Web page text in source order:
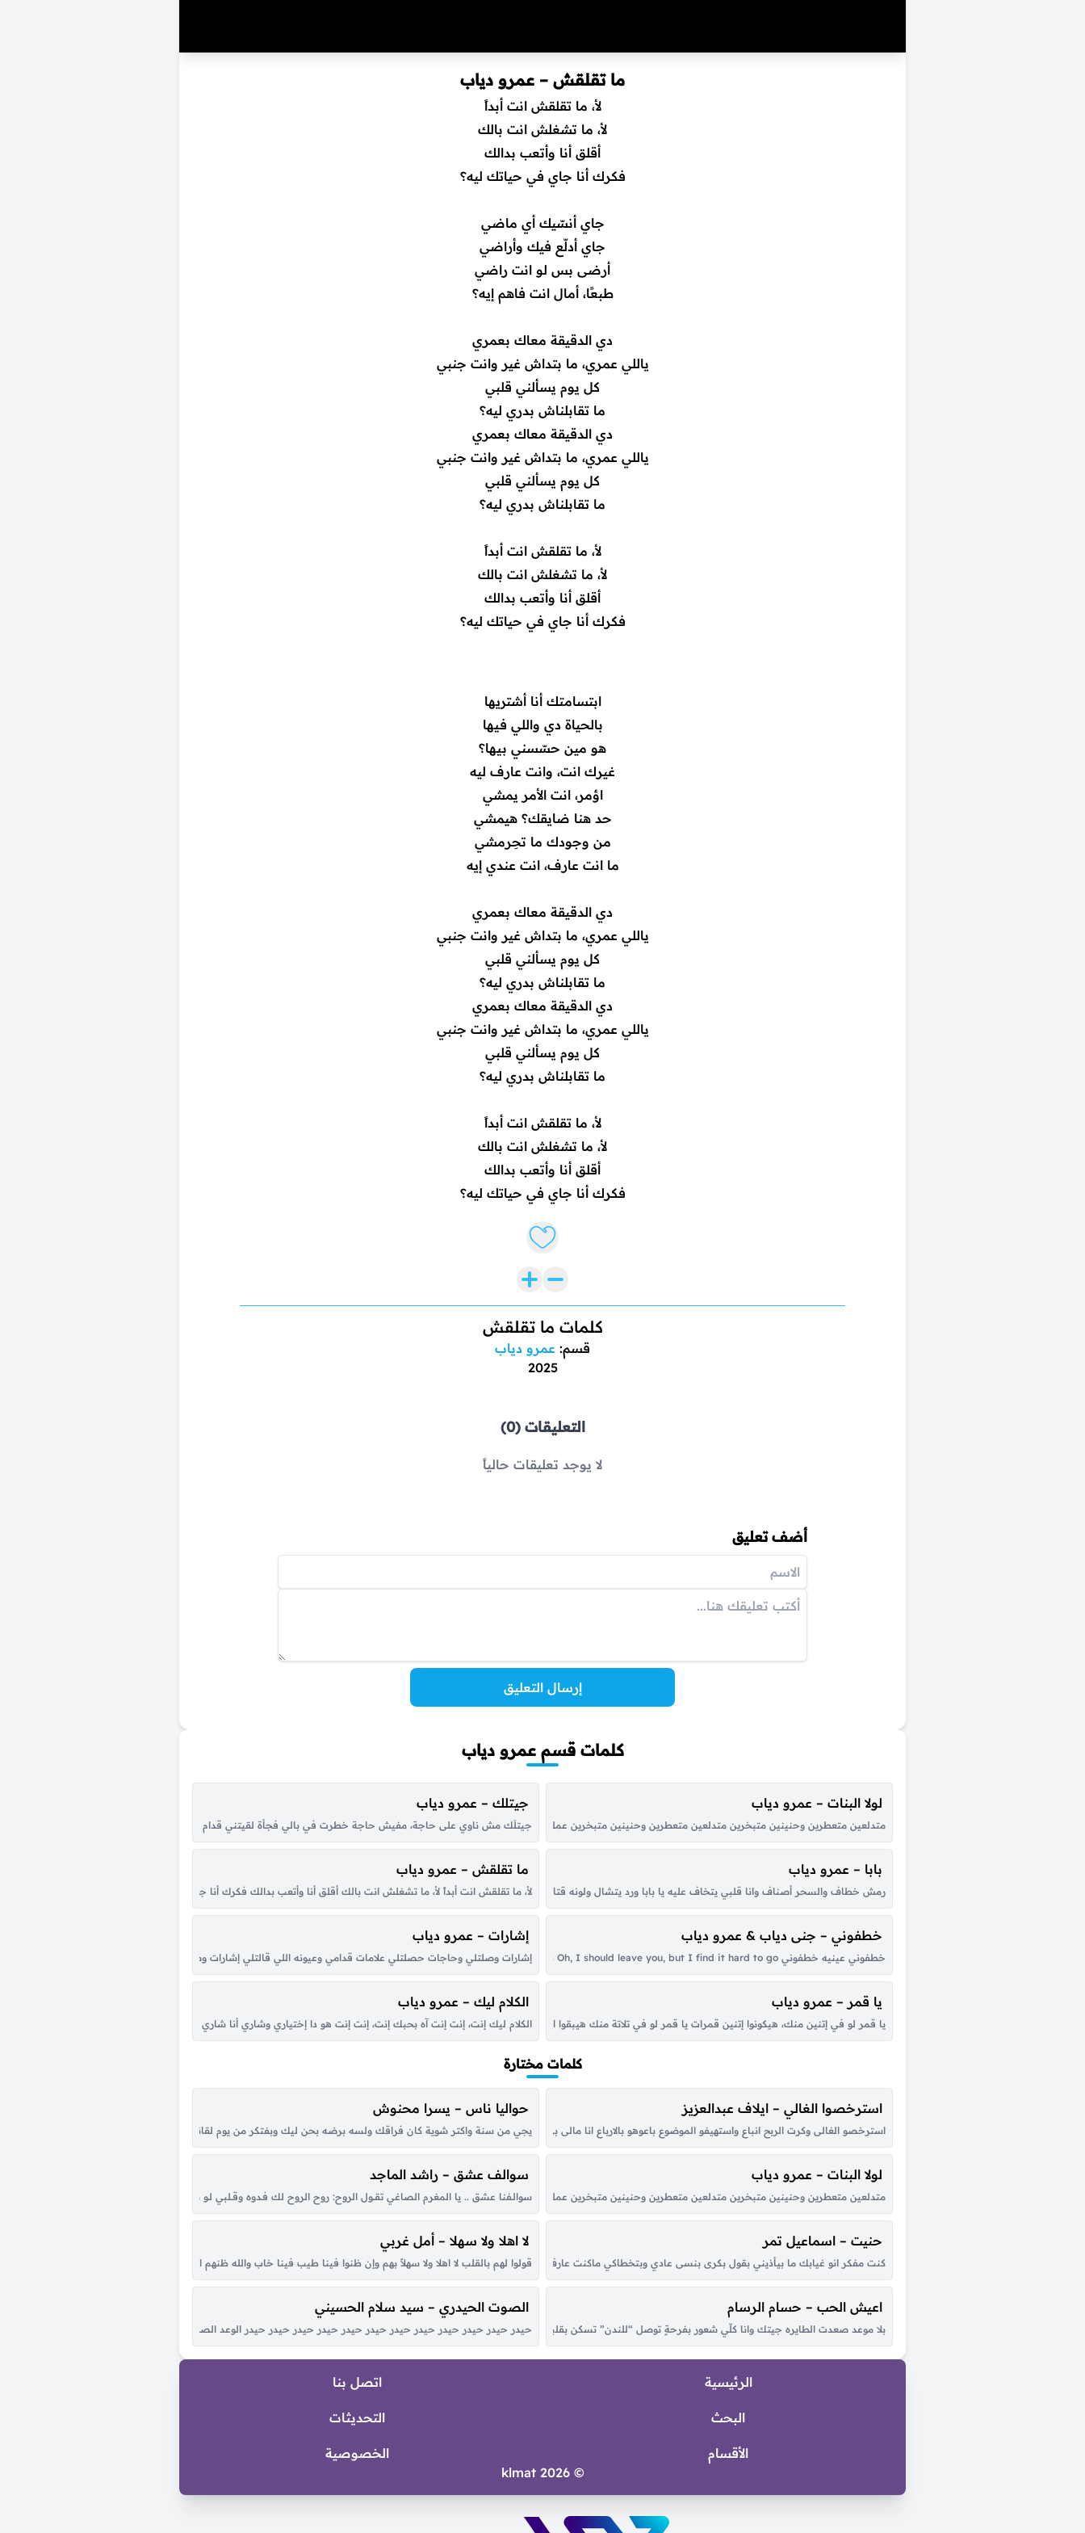
ما تقلقش – عمرو دياب
لأ، ما تقلقش انت أبداً
لأ، ما تشغلش انت بالك
أقلق أنا وأتعب بدالك
فكرك أنا جاي في حياتك ليه؟
جاي أنسّيك أي ماضي
جاي أدلّع فيك وأراضي
أرضى بس لو انت راضي
طبعًا، أمال انت فاهم إيه؟
دي الدقيقة معاك بعمري
ياللي عمري، ما بتداش غير وانت جنبي
كل يوم يسألني قلبي
ما تقابلناش بدري ليه؟
دي الدقيقة معاك بعمري
ياللي عمري، ما بتداش غير وانت جنبي
كل يوم يسألني قلبي
ما تقابلناش بدري ليه؟
لأ، ما تقلقش انت أبداً
لأ، ما تشغلش انت بالك
أقلق أنا وأتعب بدالك
فكرك أنا جاي في حياتك ليه؟
ابتسامتك أنا أشتريها
بالحياة دي واللي فيها
هو مين حسّسني بيها؟
غيرك انت، وانت عارف ليه
اؤمر، انت الأمر يمشي
حد هنا ضايقك؟ هيمشي
من وجودك ما تحِرمشي
ما انت عارف، انت عندي إيه
دي الدقيقة معاك بعمري
ياللي عمري، ما بتداش غير وانت جنبي
كل يوم يسألني قلبي
ما تقابلناش بدري ليه؟
دي الدقيقة معاك بعمري
ياللي عمري، ما بتداش غير وانت جنبي
كل يوم يسألني قلبي
ما تقابلناش بدري ليه؟
لأ، ما تقلقش انت أبداً
لأ، ما تشغلش انت بالك
أقلق أنا وأتعب بدالك
فكرك أنا جاي في حياتك ليه؟
Like lyrics
كلمات ما تقلقش
قسم: عمرو دياب
2025
التعليقات (0)
لا يوجد تعليقات حالياً
أضف تعليق
إرسال التعليق
كلمات قسم عمرو دياب
لولا البنات – عمرو دياب
متدلعين متعطرين وحنينين متبخرين متدلعين متعطرين وحنينين متبخرين عملوا الحرير يا ولا، شبه البنات لولا البنات يا ولا لولا البنات كان بار الورد يا ولا في الدكانات غزل البنات يا ولا، طعم البنات الفل طالل يا
جيتلك – عمرو دياب
جيتلَك مش ناوي على حاجة، مفيش حاجة خطرت في بالي فجأة لقيتني قدام عيونك، أنا بقول نرجع يا غالي وجيتلَك مش
بابا – عمرو دياب
رمش خطاف والسحر أصناف وانا قلبي يتخاف عليه يا بابا ورد يتشال ولونه قتال شغلني وأزال مافات يا بابا رسمه العين دي ربنا يعين كل اللي والعين منهم يا بابا ماس على ياقوت هموت عليها موت من رقة
ما تقلقش – عمرو دياب
لأ، ما تقلقش انت أبداً لأ، ما تشغلش انت بالك أقلق أنا وأتعب بدالك فكرك أنا جاي في حياتك ليه؟ جاي أنسّيك أي ماضي
خطفوني – جنى دياب & عمرو دياب
خطفوني عينيه خطفوني I’m like a movie, his eyes will never leave me I need attention, but you’re too precious Oh, I should leave you, but I find it hard to go خطفوني عينيه خطفوني You’re so annoying, you know just how...
إشارات – عمرو دياب
إشارات وصلتلي وحاجات حصلتلي علامات قدامي وعيونه اللي قالتلي إشارات وصلتلي وحاجات حصلتلي علامات قدامي وعيونه
يا قمر – عمرو دياب
يا قمر لو في إتنين منك، هيكونوا إتنين قمرات يا قمر لو في تلاتة منك هيبقوا الأهرامات يا قمر لو في إتنين منك، هيكونوا إتنين قمرات يا قمر لو في تلاتة منك هيبقوا الأهرامات لو كان في أربعة منك أنا أحب
الكلام ليك – عمرو دياب
الكلام ليك إنت، إنت إنت آه بحبك إنت، إنت إنت هو دا إختياري وشاري أنا شاري رضاك الدلع ليك إنت، إنت إنت خدت بالك
كلمات مختارة
استرخصوا الغالي – ايلاف عبدالعزيز
استرخصو الغالى وكرت الربح انباع واستهيفو الموضوع باعوهو بالارباع انا مالى بى الزى ديل ليه ياخ من القله بس كلو من قلبى الرامينى فى زله مانحنا لسه بخير ما زبلت الفله استر على الزى ديل واتحمل
حواليا ناس – يسرا محنوش
يجي من سنة واكتر شوية كان فراقك ولسه برضه بحن ليك وبفتكر من يوم لقانا ليوم وداعك واقول لنفسي ياترى هو بقى
لولا البنات – عمرو دياب
متدلعين متعطرين وحنينين متبخرين متدلعين متعطرين وحنينين متبخرين عملوا الحرير يا ولا، شبه البنات لولا البنات يا ولا لولا البنات كان بار الورد يا ولا في الدكانات غزل البنات يا ولا، طعم البنات الفل طالل يا
سوالف عشق – راشد الماجد
سوالـفنا عشق .. يا المغرم الصاغي تقــول الروح: روح الروح لك فـدوه وقــلبي لـو شكــا مـن حــبك الطاغي تلــوّم في العَــرَب من
حنيت – اسماعيل تمر
كنت مفكر انو غيابك ما بيأذيني بقول بكرى بنسى عادي وبتخطاكي ماكنت عارف انو غيابك بيمحيني و هالقب مارح يسكنه سواكي يا سامعين الصوت صوتي أنا ليها والي خلقها بموت لو رادت أفديها عايش بقلبي
لا اهلا ولا سهلا – أمل غربي
قولوا لهم بالقلب لا اهلا ولا سهلاً بهم وإن ظنوا فينا طيب فينا خاب والله ظنهم الطيب مع منهو تردّى ما هو طيب إلا رِدى
اعيش الحب – حسام الرسام
بلا موعد صعدت الطايره جيتك وانا كلّي شعور بفرحةٍ توصل “للندن” تسكن بقلبك اناظر في سحاب الكون القى النور متجلّي والمح في خدود الشمس وجهك ساطع وربك اعدّ الوقت بس اوصل واشوفك صدق
الصوت الحيدري – سيد سلام الحسيني
حيدر حيدر حيدر حيدر حيدر حيدر حيدر حيدر حيدر حيدر حيدر حيدر الوعد الصادق علي المنصور الأولي الصوت الحيدري
الرئيسية اتصل بنا
البحث التحديثات
الأقسام
الخصوصية
© 2026 klmat